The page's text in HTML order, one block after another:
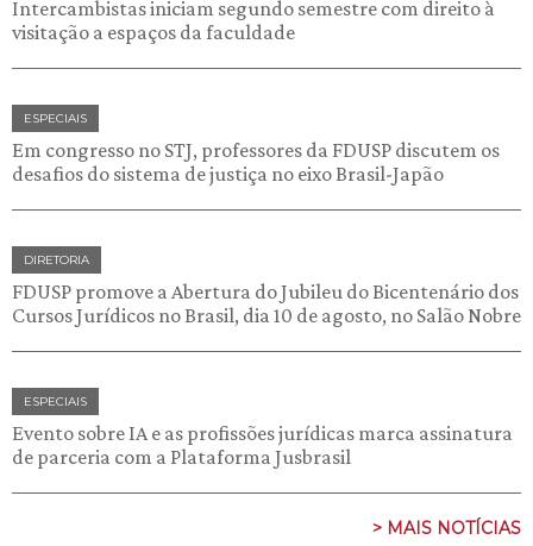
Intercambistas iniciam segundo semestre com direito à
visitação a espaços da faculdade
ESPECIAIS
Em congresso no STJ, professores da FDUSP discutem os
desafios do sistema de justiça no eixo Brasil-Japão
DIRETORIA
FDUSP promove a Abertura do Jubileu do Bicentenário dos
Cursos Jurídicos no Brasil, dia 10 de agosto, no Salão Nobre
ESPECIAIS
Evento sobre IA e as profissões jurídicas marca assinatura
de parceria com a Plataforma Jusbrasil
> MAIS NOTÍCIAS